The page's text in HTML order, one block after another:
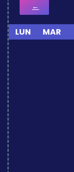
←
LUN MAR